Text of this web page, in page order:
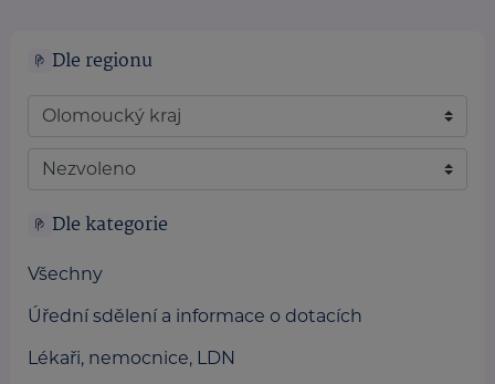
Dle regionu
Dle kategorie
Všechny
Úřední sdělení a informace o dotacích
Lékaři, nemocnice, LDN